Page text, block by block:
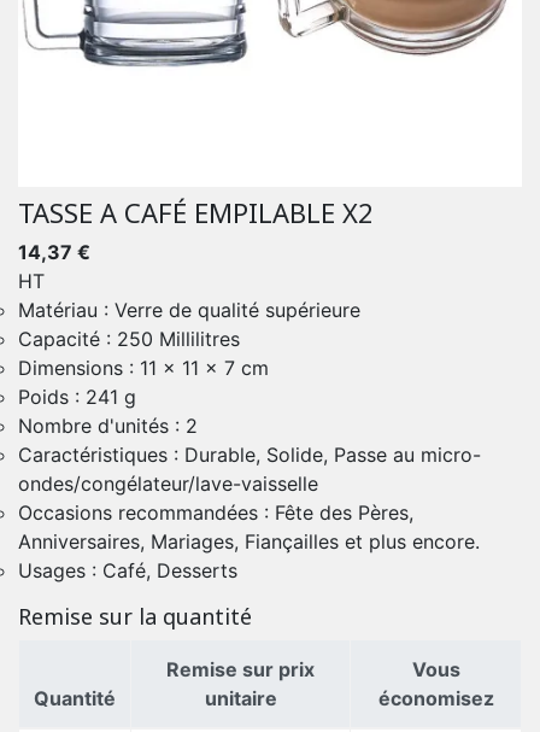
TASSE A CAFÉ EMPILABLE X2
14,37 €
HT
Matériau : Verre de qualité supérieure
Capacité : 250 Millilitres
Dimensions : 11 x 11 x 7 cm
Poids : 241 g
Nombre d'unités : 2
Caractéristiques : Durable, Solide, Passe au micro-
ondes/congélateur/lave-vaisselle
Occasions recommandées : Fête des Pères,
Anniversaires, Mariages, Fiançailles et plus encore.
Usages : Café, Desserts
Remise sur la quantité
Quantité
Remise sur prix
unitaire
Vous
économisez